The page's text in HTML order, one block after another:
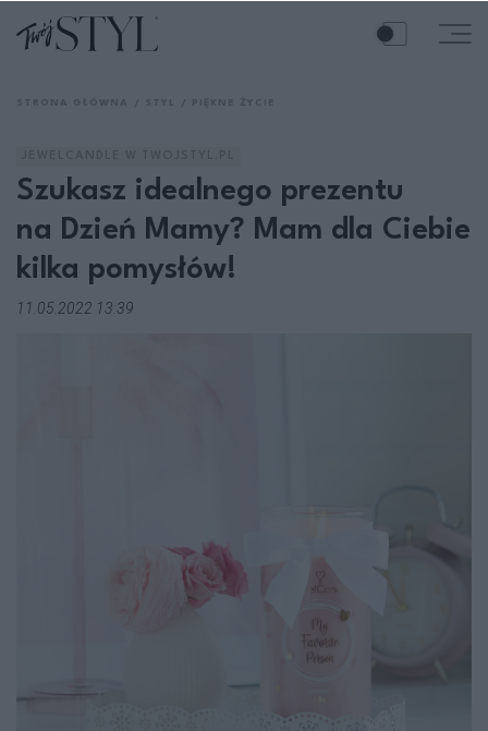
Szukasz idealnego prezentu
na Dzień Mamy? Mam dla Ciebie
kilka pomysłów!
11.05.2022 13:39